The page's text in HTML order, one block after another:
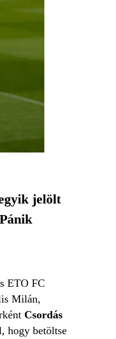
jelölt
ETO FC
Milán,
Csordás
hogy betöltse